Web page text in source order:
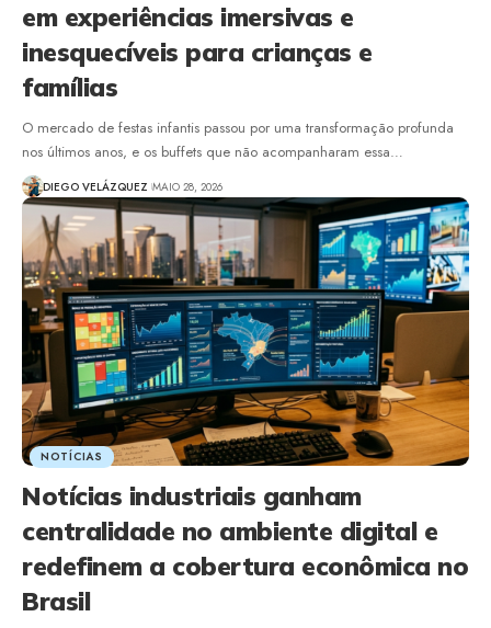
em experiências imersivas e
inesquecíveis para crianças e
famílias
O mercado de festas infantis passou por uma transformação profunda
nos últimos anos, e os buffets que não acompanharam essa…
DIEGO VELÁZQUEZ MAIO 28, 2026
NOTÍCIAS
Notícias industriais ganham
centralidade no ambiente digital e
redefinem a cobertura econômica no
Brasil